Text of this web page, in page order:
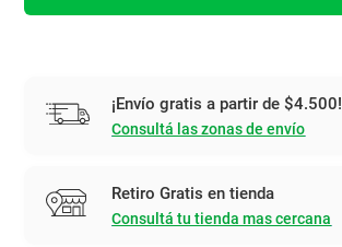
¡Envío gratis a partir de $4.500!
Consultá las zonas de envío
Retiro Gratis en tienda
Consultá tu tienda mas cercana